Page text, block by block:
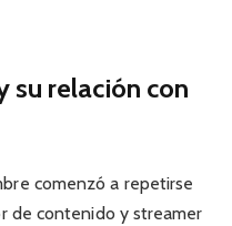
su relación con
comenzó a repetirse
de contenido y streamer